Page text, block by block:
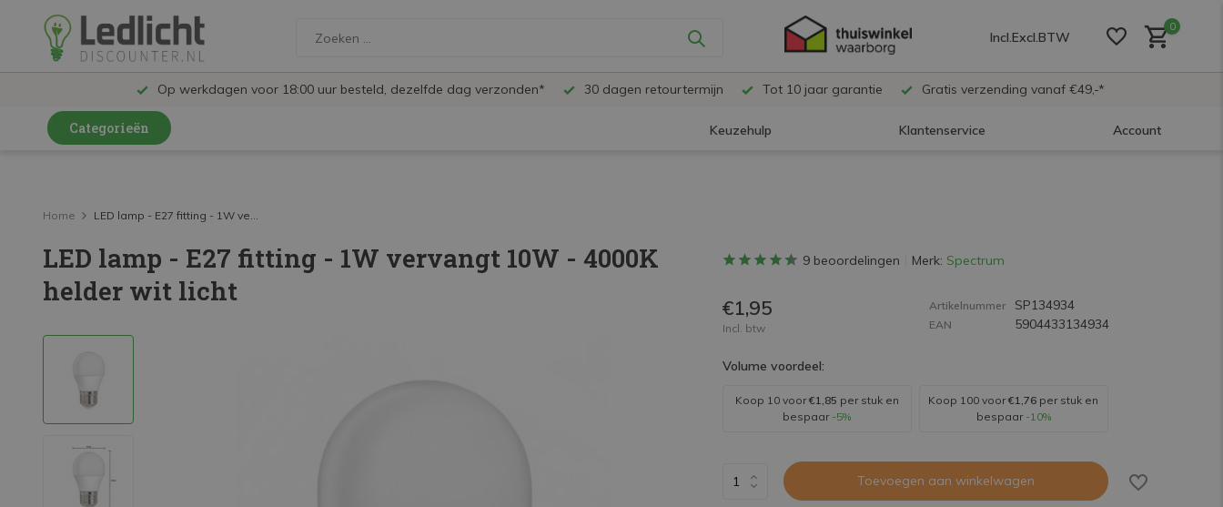
Incl.Excl.BTW
0
Op werkdagen voor 18:00 uur besteld, dezelfde dag verzonden* 30 dagen retourtermijn Tot 10 jaar garantie Gratis verzending vanaf €49,-*
Categorieën Keuzehulp Klantenservice Account
LED Railspots
LED Panelen
Decoratieve verlichting
LED Buitenverlichting
Home LED lamp - E27 fitting - 1W ve...
LED lamp - E27 fitting - 1W vervangt 10W - 4000K
helder wit licht
9 beoordelingen Merk: Spectrum
€1,95
Incl. btw
Artikelnummer SP134934
EAN 5904433134934
Volume voordeel:
Koop 10 voor€1,85 per stuk en
bespaar -5%
Koop 100 voor€1,76 per stuk en
bespaar -10%
Toevoegen aan winkelwagen